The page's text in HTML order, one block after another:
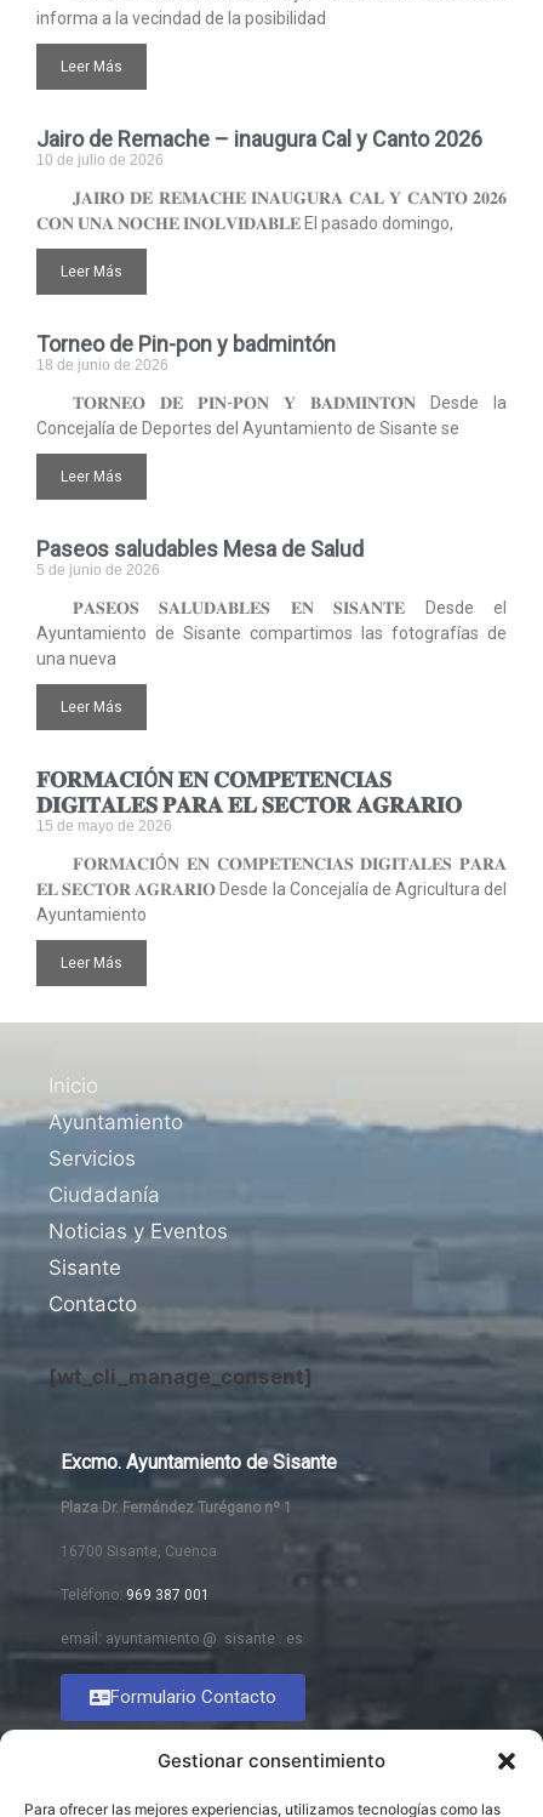
Gestionar consentimiento
Para ofrecer las mejores experiencias, utilizamos tecnologías como las
informa a la vecindad de la posibilidad
Leer Más
Jairo de Remache – inaugura Cal y Canto 2026
10 de julio de 2026
𝐉𝐀𝐈𝐑𝐎 𝐃𝐄 𝐑𝐄𝐌𝐀𝐂𝐇𝐄 𝐈𝐍𝐀𝐔𝐆𝐔𝐑𝐀 𝐂𝐀𝐋 𝐘 𝐂𝐀𝐍𝐓𝐎 𝟐𝟎𝟐𝟔
𝐂𝐎𝐍 𝐔𝐍𝐀 𝐍𝐎𝐂𝐇𝐄 𝐈𝐍𝐎𝐋𝐕𝐈𝐃𝐀𝐁𝐋𝐄 El pasado domingo,
Leer Más
Torneo de Pin-pon y badmintón
18 de junio de 2026
𝐓𝐎𝐑𝐍𝐄𝐎 𝐃𝐄 𝐏𝐈𝐍-𝐏𝐎𝐍 𝐘 𝐁𝐀𝐃𝐌𝐈𝐍𝐓𝐎́𝐍 Desde la
Concejalía de Deportes del Ayuntamiento de Sisante se
Leer Más
Paseos saludables Mesa de Salud
5 de junio de 2026
𝐏𝐀𝐒𝐄𝐎𝐒 𝐒𝐀𝐋𝐔𝐃𝐀𝐁𝐋𝐄𝐒 𝐄𝐍 𝐒𝐈𝐒𝐀𝐍𝐓𝐄 Desde el
Ayuntamiento de Sisante compartimos las fotografías de
una nueva
Leer Más
𝐅𝐎𝐑𝐌𝐀𝐂𝐈Ó𝐍 𝐄𝐍 𝐂𝐎𝐌𝐏𝐄𝐓𝐄𝐍𝐂𝐈𝐀𝐒
𝐃𝐈𝐆𝐈𝐓𝐀𝐋𝐄𝐒 𝐏𝐀𝐑𝐀 𝐄𝐋 𝐒𝐄𝐂𝐓𝐎𝐑 𝐀𝐆𝐑𝐀𝐑𝐈𝐎
15 de mayo de 2026
𝐅𝐎𝐑𝐌𝐀𝐂𝐈Ó𝐍 𝐄𝐍 𝐂𝐎𝐌𝐏𝐄𝐓𝐄𝐍𝐂𝐈𝐀𝐒 𝐃𝐈𝐆𝐈𝐓𝐀𝐋𝐄𝐒 𝐏𝐀𝐑𝐀
𝐄𝐋 𝐒𝐄𝐂𝐓𝐎𝐑 𝐀𝐆𝐑𝐀𝐑𝐈𝐎 Desde la Concejalía de Agricultura del
Ayuntamiento
Leer Más
Inicio
Ayuntamiento
Servicios
Ciudadanía
Noticias y Eventos
Sisante
Contacto
[wt_cli_manage_consent]
Excmo. Ayuntamiento de Sisante
Plaza Dr. Fernández Turégano nº 1
16700 Sisante, Cuenca
Teléfono: 969 387 001
email: ayuntamiento @ sisante . es
Formulario Contacto